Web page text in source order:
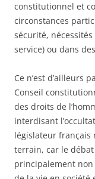
constitutionnel et
circonstances
sécurité,
service) ou dans
Ce n’est d’ailleurs
Conseil
des droits de
interdisant
législateur français
terrain, car le
principalement non